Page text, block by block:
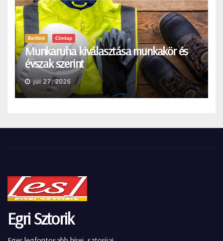
Belföld Címlap
Munkaruha kiválasztása munkakör és
évszak szerint
júl 27, 2026
Egri Sztorik